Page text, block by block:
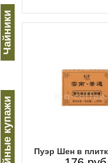
Чайники
Чайные купажи Пуэр Шен в